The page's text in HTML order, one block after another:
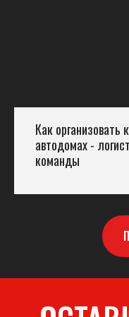
Как организовать
автодомах -
команды